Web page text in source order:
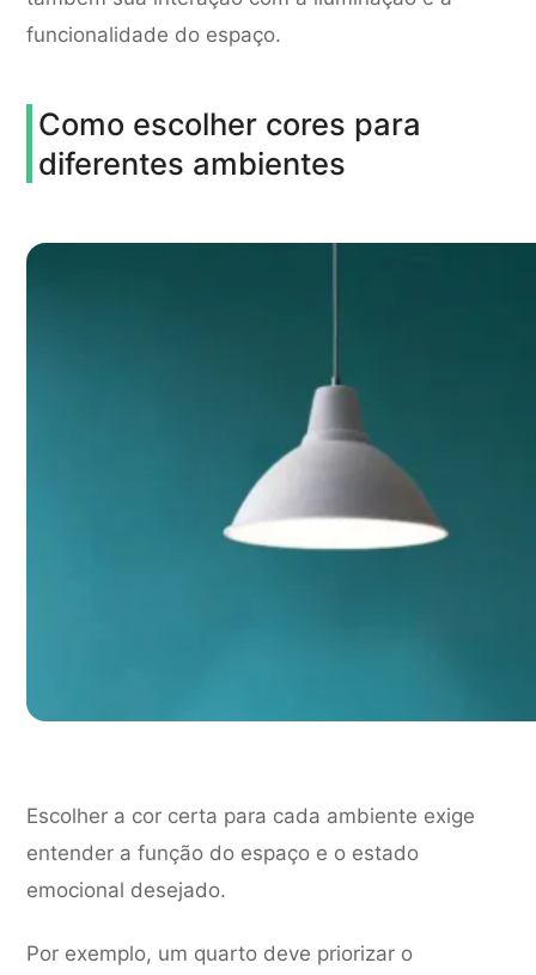
funcionalidade do espaço.
Como escolher cores para
diferentes ambientes
Escolher a cor certa para cada ambiente exige
entender a função do espaço e o estado
emocional desejado.
Por exemplo, um quarto deve priorizar o